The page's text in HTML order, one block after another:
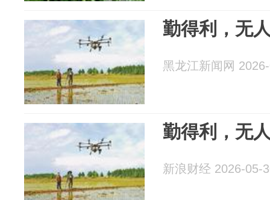
勤得利，无
黑龙江新闻网
勤得利，无
新浪财经 2026-05-